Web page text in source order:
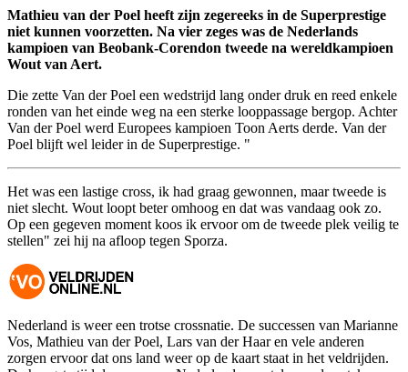
Mathieu van der Poel heeft zijn zegereeks in de Superprestige
niet kunnen voorzetten. Na vier zeges was de Nederlands
kampioen van Beobank-Corendon tweede na wereldkampioen
Wout van Aert.
Die zette Van der Poel een wedstrijd lang onder druk en reed enkele
ronden van het einde weg na een sterke looppassage bergop. Achter
Van der Poel werd Europees kampioen Toon Aerts derde. Van der
Poel blijft wel leider in de Superprestige. "
Het was een lastige cross, ik had graag gewonnen, maar tweede is
niet slecht. Wout loopt beter omhoog en dat was vandaag ook zo.
Op een gegeven moment koos ik ervoor om de tweede plek veilig te
stellen" zei hij na afloop tegen Sporza.
Nederland is weer een trotse crossnatie. De successen van Marianne
Vos, Mathieu van der Poel, Lars van der Haar en vele anderen
zorgen ervoor dat ons land weer op de kaart staat in het veldrijden.